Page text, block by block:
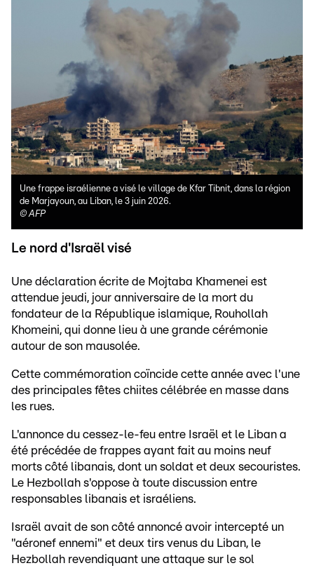
Une frappe israélienne a visé le village de Kfar Tibnit, dans la région
de Marjayoun, au Liban, le 3 juin 2026.
©AFP
Le nord d'Israël visé
Une déclaration écrite de Mojtaba Khamenei est
attendue jeudi, jour anniversaire de la mort du
fondateur de la République islamique, Rouhollah
Khomeini, qui donne lieu à une grande cérémonie
autour de son mausolée.
Cette commémoration coïncide cette année avec l'une
des principales fêtes chiites célébrée en masse dans
les rues.
L'annonce du cessez-le-feu entre Israël et le Liban a
été précédée de frappes ayant fait au moins neuf
morts côté libanais, dont un soldat et deux secouristes.
Le Hezbollah s'oppose à toute discussion entre
responsables libanais et israéliens.
Israël avait de son côté annoncé avoir intercepté un
"aéronef ennemi" et deux tirs venus du Liban, le
Hezbollah revendiquant une attaque sur le sol